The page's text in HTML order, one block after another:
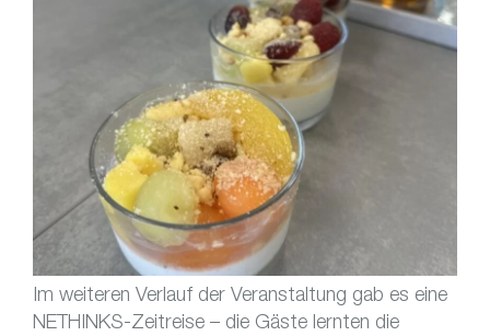
Im weiteren Verlauf der Veranstaltung gab es eine
NETHINKS-Zeitreise – die Gäste lernten die